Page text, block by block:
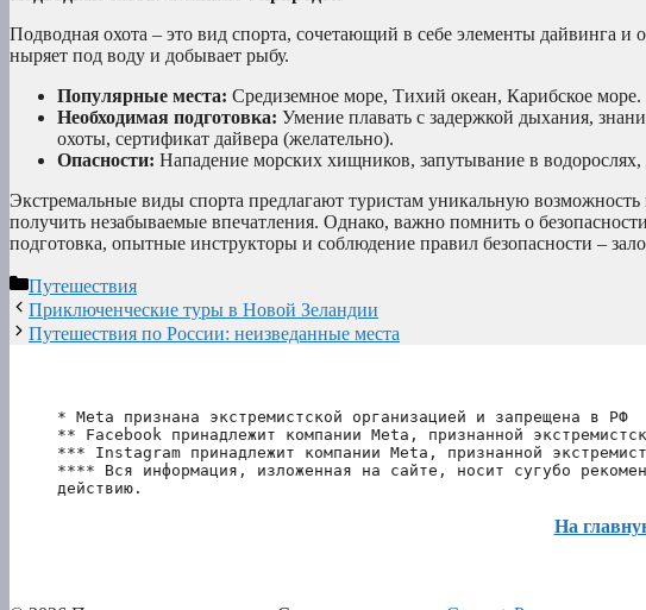
Подводная охота – это вид спорта, сочетающий в себе элементы дайвинга
ныряет под воду и добывает рыбу.
Популярные места: Средиземное море, Тихий океан, Карибское море.
Необходимая подготовка: Умение плавать с задержкой дыхания,
охоты, сертификат дайвера (желательно).
Опасности: Нападение морских хищников, запутывание в водорослях,
Экстремальные виды спорта предлагают туристам уникальную
получить незабываемые впечатления. Однако, важно помнить о
подготовка, опытные инструкторы и соблюдение правил безопасности –
Рубрики
Путешествия
Приключенческие туры в Новой Зеландии
Путешествия по России: неизведанные места
* Meta признана экстремистской организацией и запрещена в РФ
** Facebook принадлежит компании Meta, признанной
*** Instagram принадлежит компании Meta, признанной
**** Вся информация, изложенная на сайте, носит сугубо
действию.
На